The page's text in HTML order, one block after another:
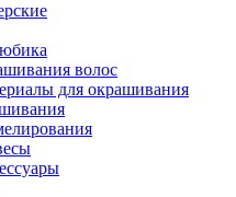
волос
для окрашивания